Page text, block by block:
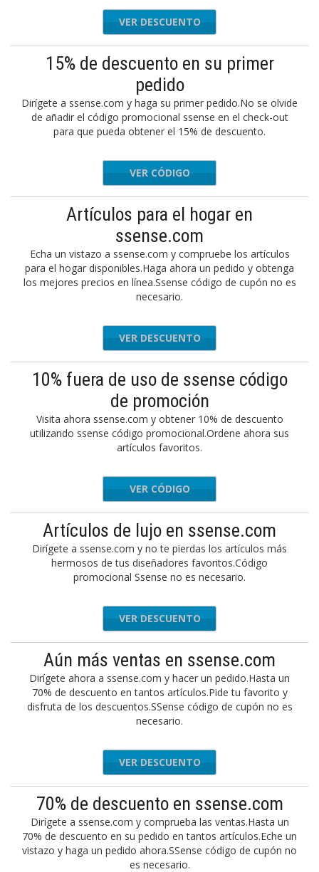
VER DESCUENTO
15% de descuento en su primer
pedido
Dirígete a ssense.com y haga su primer pedido.No se olvide
de añadir el código promocional ssense en el check-out
para que pueda obtener el 15% de descuento.
FW2021
VER CÓDIGO
Artículos para el hogar en
ssense.com
Echa un vistazo a ssense.com y compruebe los artículos
para el hogar disponibles.Haga ahora un pedido y obtenga
los mejores precios en línea.Ssense código de cupón no es
necesario.
VER DESCUENTO
10% fuera de uso de ssense código
de promoción
Visita ahora ssense.com y obtener 10% de descuento
utilizando ssense código promocional.Ordene ahora sus
artículos favoritos.
SHOP10
VER CÓDIGO
Artículos de lujo en ssense.com
Dirígete a ssense.com y no te pierdas los artículos más
hermosos de tus diseñadores favoritos.Código
promocional Ssense no es necesario.
VER DESCUENTO
Aún más ventas en ssense.com
Dirígete ahora a ssense.com y hacer un pedido.Hasta un
70% de descuento en tantos artículos.Pide tu favorito y
disfruta de los descuentos.SSense código de cupón no es
necesario.
VER DESCUENTO
70% de descuento en ssense.com
Dirígete a ssense.com y comprueba las ventas.Hasta un
70% de descuento en su pedido en tantos artículos.Eche un
vistazo y haga un pedido ahora.SSense código de cupón no
es necesario.